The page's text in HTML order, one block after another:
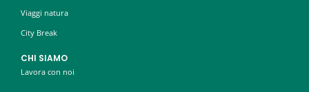
Viaggi natura
City Break
CHI SIAMO
Lavora con noi